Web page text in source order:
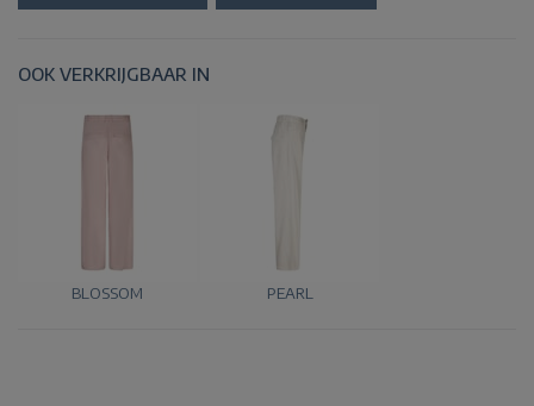
OOK VERKRIJGBAAR IN
BLOSSOM PEARL